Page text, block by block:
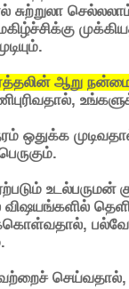
சுற்றுலா
ஆறு
,
ஒதுக்க
உடல்பருமன்
விஷயங்களில்
,
செய்வதால்